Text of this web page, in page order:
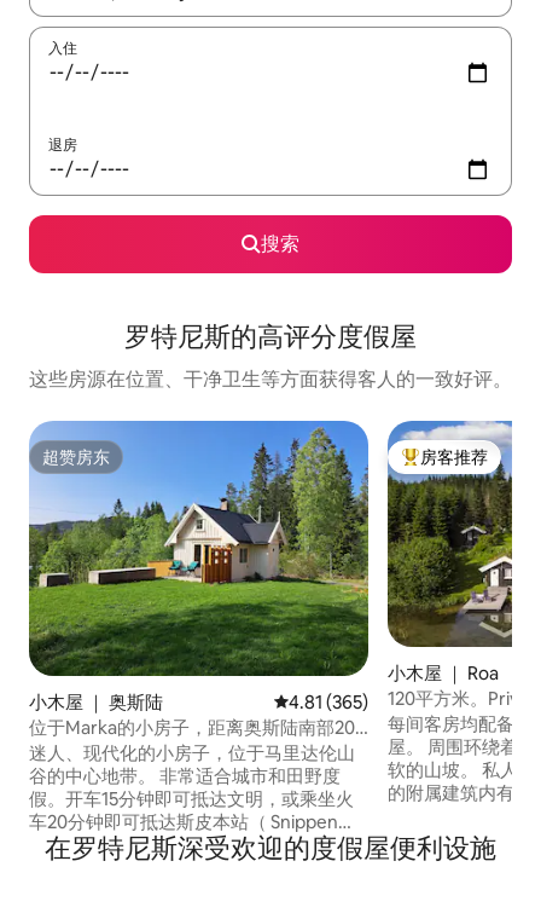
入住
退房
搜索
罗特尼斯的高评分度假屋
这些房源在位置、干净卫生等方面获得客人的一致好评。
超赞房东
超赞房东
小木屋 ｜ 奥斯陆 平均评分 4.81 分（满分 5 分），
4.81 (365)
位于Marka的小房子，距离奥斯陆南部20
分钟
迷人、现代化的小房子，位于马里达伦山
谷的中心地带。 非常适合城市和田野度
假。开车15分钟即可抵达文明，或乘坐火
车20分钟即可抵达斯皮本站（ Snippen
station ） 200米。对于Varingskollen
Alpinsenter ，乘坐火车20分钟即可抵达。
热门「房客推荐」
房客推荐
小木屋 ｜ Roa
120平方米。
按摩浴缸，无线
每间客房均配备地
屋。 周围环绕着美丽的森林、小湖泊和柔
软的山坡。 私人码头旁有一艘划艇，水边
的附属建筑内有渔具。 滑雪出入
林前往Kikut/奥斯
Skiforeningen查看
在罗特尼斯深受欢迎的度假屋便利设施